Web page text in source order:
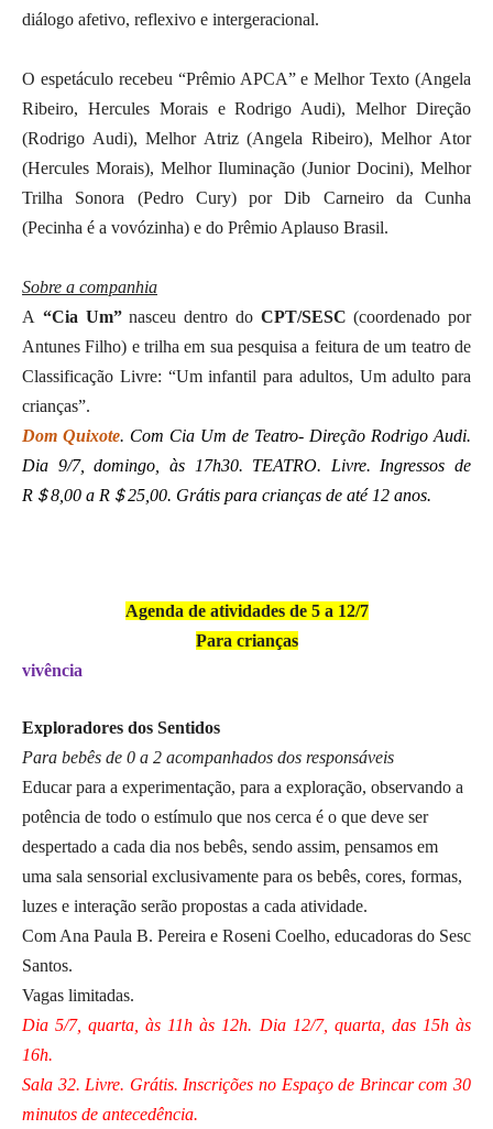
diálogo afetivo, reflexivo e intergeracional.
O espetáculo recebeu “Prêmio APCA” e Melhor Texto (Angela
Ribeiro, Hercules Morais e Rodrigo Audi), Melhor Direção
(Rodrigo Audi), Melhor Atriz (Angela Ribeiro), Melhor Ator
(Hercules Morais), Melhor Iluminação (Junior Docini), Melhor
Trilha Sonora (Pedro Cury) por Dib Carneiro da Cunha
(Pecinha é a vovózinha) e do Prêmio Aplauso Brasil.
Sobre a companhia
A “Cia Um”nasceu dentro do CPT/SESC (coordenado por
Antunes Filho) e trilha em sua pesquisa a feitura de um teatro de
Classificação Livre: “Um infantil para adultos, Um adulto para
crianças”.
Dom Quixote. Com Cia Um de Teatro- Direção Rodrigo Audi.
Dia 9/7, domingo, às 17h30. TEATRO. Livre. Ingressos de
R＄8,00 a R＄25,00. Grátis para crianças de até 12 anos.
Agenda de atividades de 5 a 12/7
Para crianças
vivência
Exploradores dos Sentidos
Para bebês de 0 a 2 acompanhados dos responsáveis
Educar para a experimentação, para a exploração, observando a
potência de todo o estímulo que nos cerca é o que deve ser
despertado a cada dia nos bebês, sendo assim, pensamos em
uma sala sensorial exclusivamente para os bebês, cores, formas,
luzes e interação serão propostas a cada atividade.
Com Ana Paula B. Pereira e Roseni Coelho, educadoras do Sesc
Santos.
Vagas limitadas.
Dia 5/7, quarta, às 11h às 12h. Dia 12/7, quarta, das 15h às
16h.
Sala 32. Livre. Grátis. Inscrições no Espaço de Brincar com 30
minutos de antecedência.